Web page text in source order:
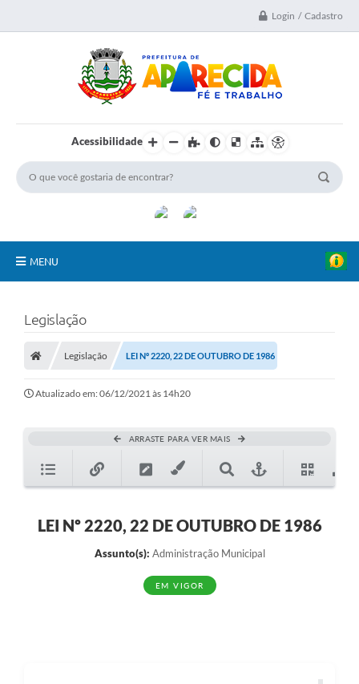
Login / Cadastro
Acessibilidade
MENU
Secretarias
Transparência
Turismo
Coronavírus
Serviços Online
Legislação
Legislação LEI Nº 2220, 22 DE OUTUBRO DE 1986
Atualizado em: 06/12/2021 às 14h20
ARRASTE PARA VER MAIS
LEI Nº 2220, 22 DE OUTUBRO DE 1986
Assunto(s): Administração Municipal
EM VIGOR